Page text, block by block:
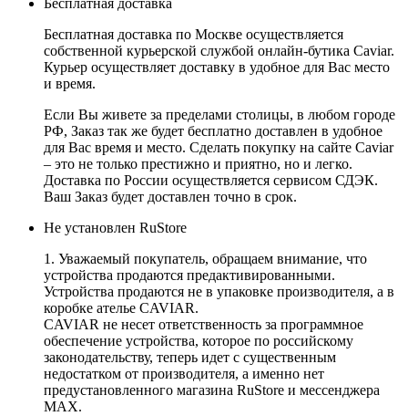
Бесплатная доставка
Бесплатная доставка по Москве осуществляется
собственной курьерской службой онлайн-бутика Caviar.
Курьер осуществляет доставку в удобное для Вас место
и время.
Если Вы живете за пределами столицы, в любом городе
РФ, Заказ так же будет бесплатно доставлен в удобное
для Вас время и место. Сделать покупку на сайте Caviar
– это не только престижно и приятно, но и легко.
Доставка по России осуществляется сервисом СДЭК.
Ваш Заказ будет доставлен точно в срок.
Не установлен RuStore
1. Уважаемый покупатель, обращаем внимание, что
устройства продаются предактивированными.
Устройства продаются не в упаковке производителя, а в
коробке ателье CAVIAR.
CAVIAR не несет ответственность за программное
обеспечение устройства, которое по российскому
законодательству, теперь идет с существенным
недостатком от производителя, а именно нет
предустановленного магазина RuStore и мессенджера
MAX.